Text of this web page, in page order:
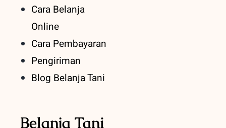
Cara Belanja
Online
Cara Pembayaran
Pengiriman
Blog Belanja Tani
Belanja Tani